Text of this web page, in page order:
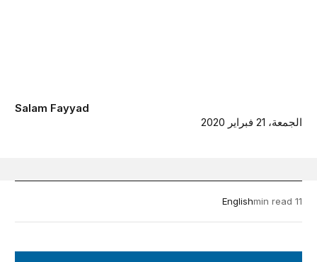
Salam Fayyad
الجمعة، 21 فبراير 2020
11 min read
English